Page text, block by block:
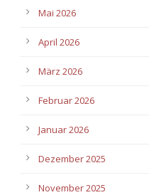
Mai 2026
April 2026
März 2026
Februar 2026
Januar 2026
Dezember 2025
November 2025